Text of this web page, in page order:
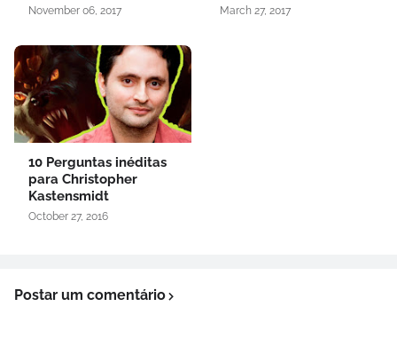
November 06, 2017 March 27, 2017
10 Perguntas inéditas
para Christopher
Kastensmidt
October 27, 2016
Postar um comentário